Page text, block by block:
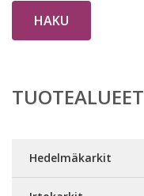
HAKU
TUOTEALUEET
Hedelmäkarkit